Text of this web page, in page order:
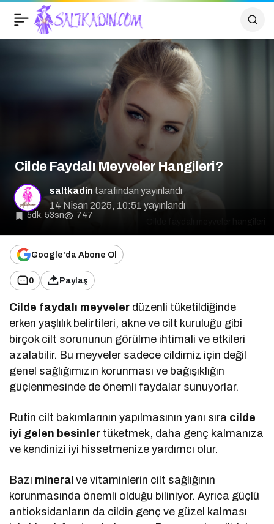
Cilde Faydalı Meyveler Hangileri?
saltkadin tarafından yayınlandı
14 Nisan 2025, 10:51 yayınlandı
5dk, 53sn 747
Google'da Abone Ol
0 Paylaş
Cilde faydalı meyveler düzenli tüketildiğinde
erken yaşlılık belirtileri, akne ve cilt kuruluğu gibi
birçok cilt sorununun görülme ihtimali ve etkileri
azalabilir. Bu meyveler sadece cildimiz için değil
genel sağlığımızın korunması ve bağışıklığın
güçlenmesinde de önemli faydalar sunuyorlar.
Rutin cilt bakımlarının yapılmasının yanı sıra cilde
iyi gelen besinler tüketmek, daha genç kalmanıza
ve kendinizi iyi hissetmenize yardımcı olur.
Bazı mineral ve vitaminlerin cilt sağlığının
korunmasında önemli olduğu biliniyor. Ayrıca güçlü
antioksidanların da cildin genç ve güzel kalması
Cilde Faydalı Meyveler